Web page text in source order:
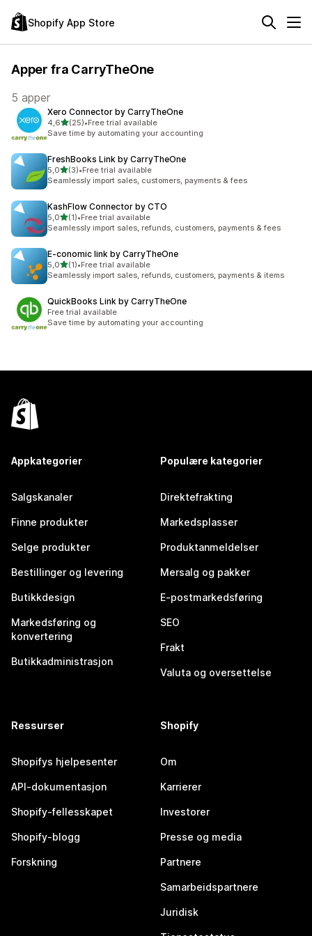
Shopify App Store
Apper fra CarryTheOne
5 apper
Xero Connector by CarryTheOne
4,6av 5 stjerner
(25)
Totalt 25 omtaler
•Free trial available
Save time by automating your accounting
FreshBooks Link by CarryTheOne
5,0av 5 stjerner
(3)
Totalt 3 omtaler
•Free trial available
Seamlessly import sales, customers, payments & fees
KashFlow Connector by CTO
5,0av 5 stjerner
(1)
Totalt 1 omtaler
•Free trial available
Seamlessly import sales, refunds, customers, payments & fees
E‑conomic link by CarryTheOne
5,0av 5 stjerner
(1)
Totalt 1 omtaler
•Free trial available
Seamlessly import sales, refunds, customers, payments & items
QuickBooks Link by CarryTheOne
Free trial available
Save time by automating your accounting
Appkategorier
Salgskanaler
Finne produkter
Selge produkter
Bestillinger og levering
Butikkdesign
Markedsføring og
konvertering
Butikkadministrasjon
Populære kategorier
Direktefrakting
Markedsplasser
Produktanmeldelser
Mersalg og pakker
E-postmarkedsføring
SEO
Frakt
Valuta og oversettelse
Ressurser
Shopifys hjelpesenter
API-dokumentasjon
Shopify-fellesskapet
Shopify-blogg
Forskning
Shopify
Om
Karrierer
Investorer
Presse og media
Partnere
Samarbeidspartnere
Juridisk